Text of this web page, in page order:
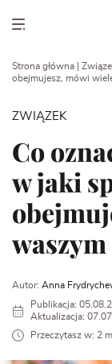
Show menu
Strona główna
obejmujesz, mówi
ZWIĄZEK
Co
w jaki
Autor: Anna
Publikacja:
Aktualizacja:
Przeczytasz w: 2